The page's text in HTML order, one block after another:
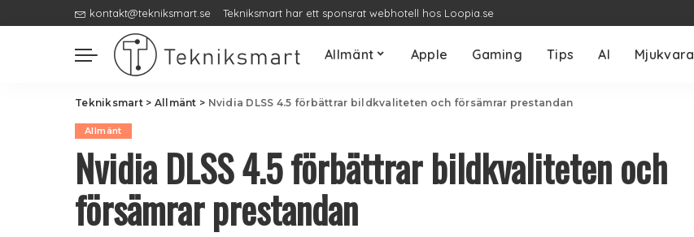
kontakt@tekniksmart.se Tekniksmart har ett sponsrat webhotell hos Loopia.se
Allmänt Apple Gaming Tips AI Mjukvara
Tekniksmart> Allmänt > Nvidia DLSS 4.5 förbättrar bildkvaliteten och försämrar prestandan
Allmänt
Nvidia DLSS 4.5 förbättrar bildkvaliteten och
försämrar prestandan